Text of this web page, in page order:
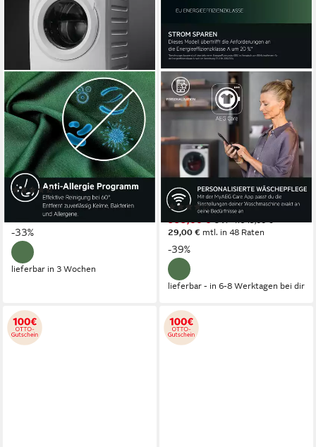
AEG
Waschmaschine 6000
ProSense® L6FA68FL
8 kg Kapazität Waschen
75 dB(A) Betriebsgeräusch
1600 U/min
Schleuderdrehzahl
Produktdatenblatt
(107)
549,00 € UVP824,00 €
mtl. in 48 Raten
-33%
lieferbar in 3 Wochen
AEG
Waschmaschine 9000
AbsoluteCare® LR9W80600
914501216
10 kg Kapazität Waschen
76 dB(A)
Betriebsgeräusch
1600 U/min
Schleuderdrehzahl
Produktdatenblatt
(9)
UVP1.649,00 €
29,00 € mtl. in 48 Raten
-39%
lieferbar - in 6-8 Werktagen bei dir